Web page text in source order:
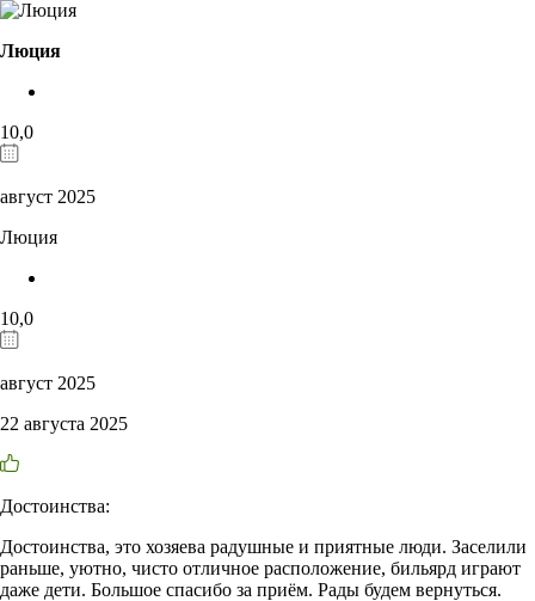
Люция
10,0
август 2025
Люция
10,0
август 2025
22 августа 2025
Достоинства:
Достоинства, это хозяева радушные и приятные люди. Заселили
раньше, уютно, чисто отличное расположение, бильярд играют
даже дети. Большое спасибо за приём. Рады будем вернуться.